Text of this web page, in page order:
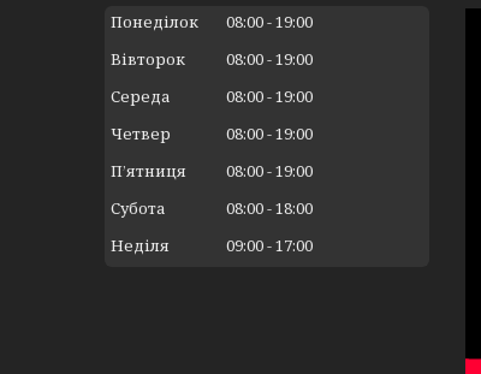
Понеділок 08:00 19:00
Вівторок
08:00 19:00
Середа
08:00 19:00
Четвер
08:00 19:00
Пʼятниця
08:00 19:00
Субота
08:00 18:00
Неділя
09:00 17:00